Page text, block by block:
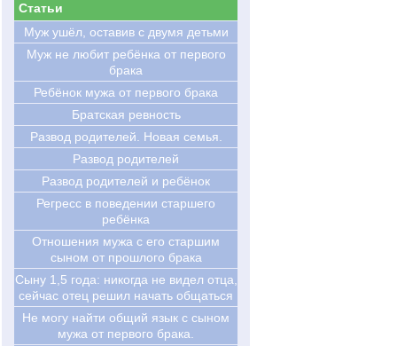
Статьи
Муж ушёл, оставив с двумя детьми
Муж не любит ребёнка от первого
брака
Ребёнок мужа от первого брака
Братская ревность
Развод родителей. Новая семья.
Развод родителей
Развод родителей и ребёнок
Регресс в поведении старшего
ребёнка
Отношения мужа с его старшим
сыном от прошлого брака
Cыну 1,5 года: никогда не видел отца,
сейчас отец решил начать общаться
Не могу найти общий язык с сыном
мужа от первого брака.